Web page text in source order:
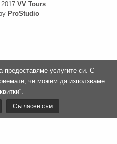
VV Tours
ProStudio
предоставяме услугите си. С
че можем да използваме
Съгласен съм